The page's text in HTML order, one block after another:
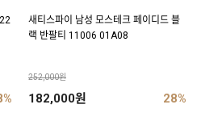
새티스파이 남성 모스테크 페이디드 블
랙 반팔티 11006 01A08
252,000원
182,000원 28%